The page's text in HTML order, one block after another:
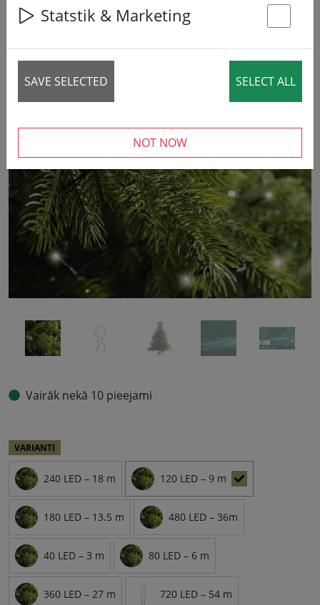
37% DISCOUNT
Vairāk nekā 10 pieejami
VARIANTI
240 LED – 18 m 120 LED – 9 m
180 LED – 13.5 m 480 LED – 36m
40 LED – 3 m 80 LED – 6 m
360 LED – 27 m 720 LED – 54 m
Statstik & Marketing
SAVE SELECTED SELECT ALL
NOT NOW